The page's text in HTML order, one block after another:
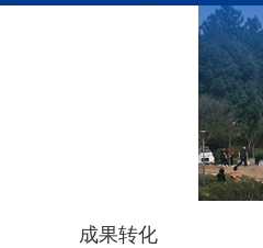
成果转化